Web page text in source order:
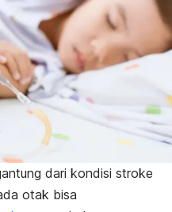
dari kondisi stroke
otak bisa